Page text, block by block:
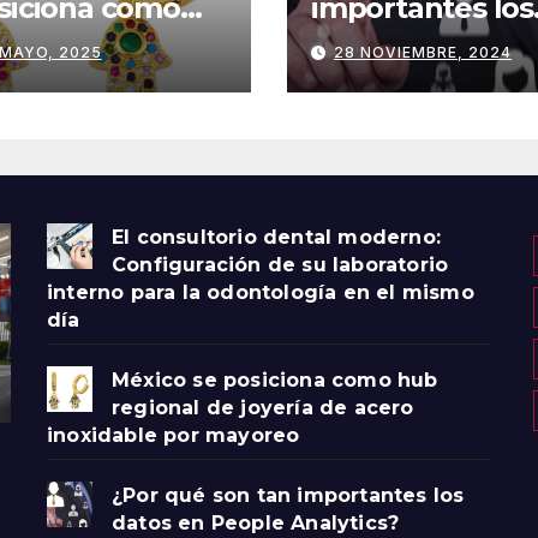
como
regional de
de acero
por
2025
importantes los
datos en People
Analytics?
28 NOVIEMBRE, 2024
El consultorio dental moderno:
Configuración de su laboratorio
interno para la odontología en el mismo
día
México se posiciona como hub
regional de joyería de acero
inoxidable por mayoreo
¿Por qué son tan importantes los
datos en People Analytics?